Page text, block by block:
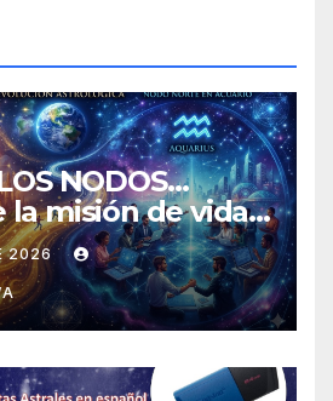
NODOS…
la misión de vida y
2026